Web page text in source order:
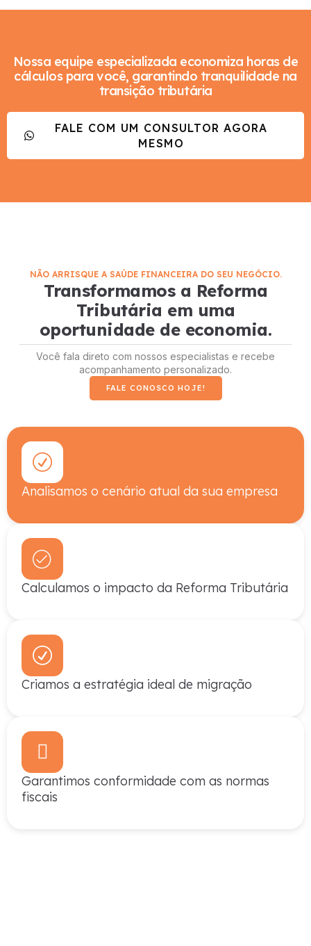
Nossa equipe especializada economiza horas de
cálculos para você, garantindo tranquilidade na
transição tributária
FALE COM UM CONSULTOR AGORA
MESMO
NÃO ARRISQUE A SAÚDE FINANCEIRA DO SEU NEGÓCIO.
Transformamos a Reforma
Tributária em uma
oportunidade de economia.
Você fala direto com nossos especialistas e recebe
acompanhamento personalizado.
FALE CONOSCO HOJE!
Analisamos o cenário atual da sua empresa
Calculamos o impacto da Reforma Tributária
Criamos a estratégia ideal de migração
Garantimos conformidade com as normas
fiscais